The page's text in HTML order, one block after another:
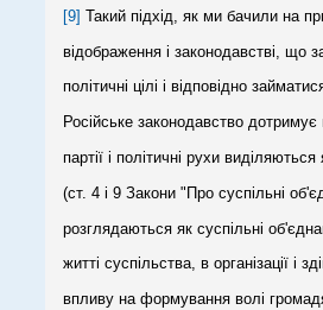
[9] Такий підхід, як ми бачили на
відображення і законодавстві, що
політичні цілі і відповідно
Російське законодавство
партії і політичні рухи
(ст. 4 і 9 Закони "Про суспільні
розглядаються як суспільні
житті суспільства, в організації і
впливу на формування волі